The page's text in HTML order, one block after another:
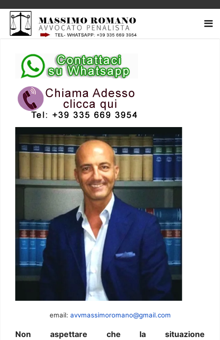
email: avvmassimoromano@gmail.com
Non aspettare che la situazione